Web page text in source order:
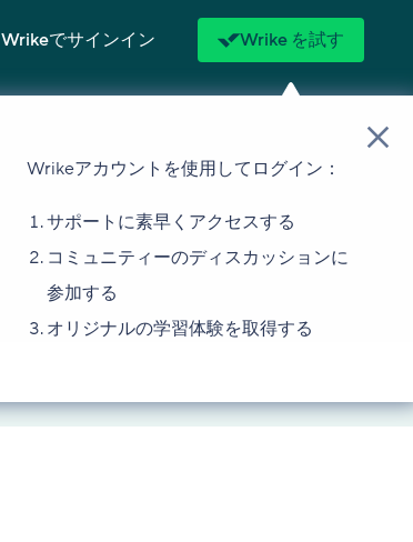
Wrikeでサインイン Wrike を試す
Wrikeアカウントを使用してログイン：
サポートに素早くアクセスする
コミュニティーのディスカッションに
参加する
オリジナルの学習体験を取得する